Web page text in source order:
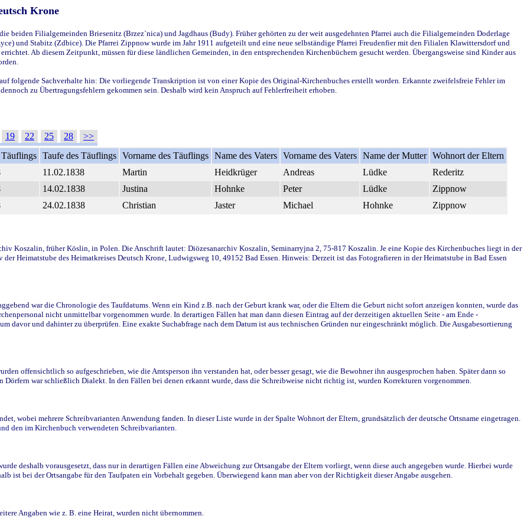
Krone
beiden Filialgemeinden Briesenitz (Brzez`nica) und Jagdhaus (Budy). Früher gehörten zu der weit ausgedehnten Pfarrei auch die Filialgemeinden Doderlage
und Stabitz (Zdbice). Die Pfarrei Zippnow wurde im Jahr 1911 aufgeteilt und eine neue selbständige Pfarrei Freudenfier mit den Filialen Klawittersdorf und
Ab diesem Zeitpunkt, müssen für diese ländlichen Gemeinden, in den entsprechenden Kirchenbüchern gesucht werden. Übergangsweise sind Kinder aus
folgende Sachverhalte hin: Die vorliegende Transkription ist von einer Kopie des Original-Kirchenbuches erstellt worden. Erkannte zweifelsfreie Fehler im
zu Übertragungsfehlern gekommen sein. Deshalb wird kein Anspruch auf Fehlerfreiheit erhoben.
19 22 25 28
>>
Täuflings Taufe des Täuflings Vorname des Täuflings Name des Vaters Vorname des Vaters Name der Mutter Wohnort der Eltern
11.02.1838 Martin Heidkrüger Andreas Lüdke
Rederitz
14.02.1838 Justina Hohnke Peter Lüdke
Zippnow
24.02.1838 Christian Jaster Michael Hohnke Zippnow
Koszalin, früher Köslin, in Polen. Die Anschrift lautet: Diözesanarchiv Koszalin, Seminarryjna 2, 75-817 Koszalin. Je eine Kopie des Kirchenbuches liegt in der
Heimatstube des Heimatkreises Deutsch Krone, Ludwigsweg 10, 49152 Bad Essen. Hinweis: Derzeit ist das Fotografieren in der Heimatstube in Bad Essen
war die Chronologie des Taufdatums. Wenn ein Kind z.B. nach der Geburt krank war, oder die Eltern die Geburt nicht sofort anzeigen konnten, wurde das
nicht unmittelbar vorgenommen wurde. In derartigen Fällen hat man dann diesen Eintrag auf der derzeitigen aktuellen Seite - am Ende -
davor und dahinter zu überprüfen. Eine exakte Suchabfrage nach dem Datum ist aus technischen Gründen nur eingeschränkt möglich. Die Ausgabesortierung
offensichtlich so aufgeschrieben, wie die Amtsperson ihn verstanden hat, oder besser gesagt, wie die Bewohner ihn ausgesprochen haben. Später dann so
Dörfern war schließlich Dialekt. In den Fällen bei denen erkannt wurde, dass die Schreibweise nicht richtig ist, wurden Korrekturen vorgenommen.
wobei mehrere Schreibvarianten Anwendung fanden. In dieser Liste wurde in der Spalte Wohnort der Eltern, grundsätzlich der deutsche Ortsname eingetragen.
den im Kirchenbuch verwendeten Schreibvarianten.
deshalb vorausgesetzt, dass nur in derartigen Fällen eine Abweichung zur Ortsangabe der Eltern vorliegt, wenn diese auch angegeben wurde. Hierbei wurde
ist bei der Ortsangabe für den Taufpaten ein Vorbehalt gegeben. Überwiegend kann man aber von der Richtigkeit dieser Angabe ausgehen.
Angaben wie z. B. eine Heirat, wurden nicht übernommen.